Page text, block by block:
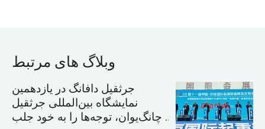
وبلاگ های مرتبط
جرثقیل دافانگ در یازدهمین
نمایشگاه بین‌المللی جرثقیل
چانگ‌یوان، توجه‌ها را به خود جلب